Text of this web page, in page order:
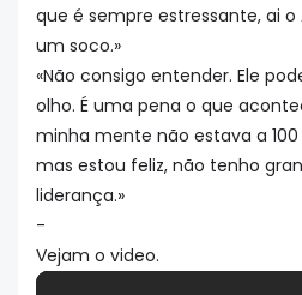
que é sempre estressante, ai
um soco.»
«Não consigo entender. Ele
olho. É uma pena o que
minha mente não estava a
mas estou feliz, não tenho
liderança.»
-
Vejam o video.